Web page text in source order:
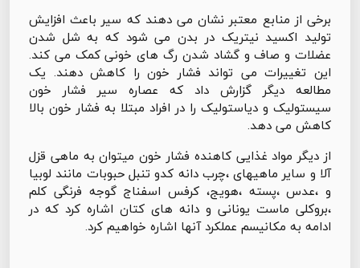
برخی از منابع معتبر نشان می دهند که سیر باعث افزایش
تولید اکسید نیتریک در بدن می شود که به شل شدن
عضلات و صاف و گشاد شدن رگ های خونی کمک می کند.
این تغییرات می تواند فشار خون را کاهش دهند. یک
مطالعه دیگر گزارش داد که عصاره سیر فشار خون
سیستولیک و دیاستولیک را در افراد مبتلا به فشار خون بالا
کاهش می دهد.
از دیگر مواد غذایی کاهنده فشار خون میتوان به ماهی قزل
آلا و سایر ماهیهای ،چرب دانه کدو تنبل حبوبات مانند لوبیا
و ،عدس ،پسته ،هویج، کرفس اسفناج گوجه فرنگی کلم
،بروکلی ماست یونانی و دانه های کتان اشاره کرد که در
ادامه به مکانیسم عملکرد آنها اشاره خواهیم کرد.